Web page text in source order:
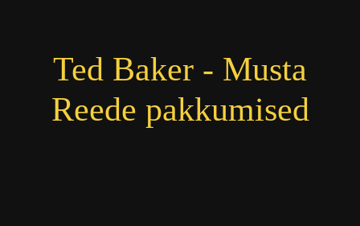
Ted Baker - Musta
Reede pakkumised